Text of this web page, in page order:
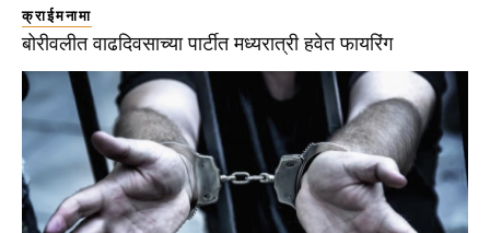
क्राईमनामा
बोरीवलीत वाढदिवसाच्या पार्टीत मध्यरात्री हवेत फायरिंग